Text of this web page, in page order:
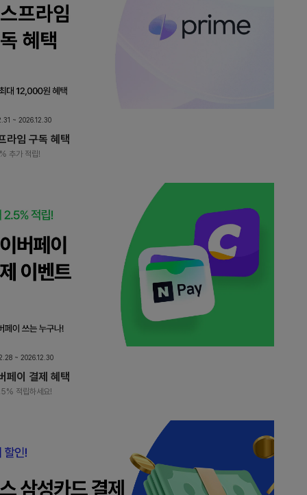
~ 2026.12.30
라임 구독 혜택
추가 적립!
~ 2026.12.30
페이 결제 혜택
적립하세요!